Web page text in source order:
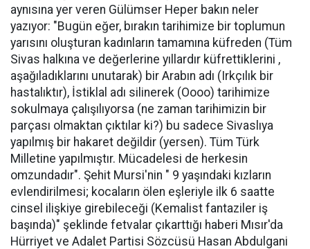
aynısına yer veren Gülümser Heper bakın neler
yazıyor: "Bugün eğer, bırakın tarihimize bir toplumun
yarısını oluşturan kadınların tamamına küfreden (Tüm
Sivas halkına ve değerlerine yıllardır küfrettiklerini ,
aşağıladıklarını unutarak) bir Arabın adı (Irkçılık bir
hastalıktır), İstiklal adı silinerek (Oooo) tarihimize
sokulmaya çalışılıyorsa (ne zaman tarihimizin bir
parçası olmaktan çıktılar ki?) bu sadece Sivaslıya
yapılmış bir hakaret değildir (yersen). Tüm Türk
Milletine yapılmıştır. Mücadelesi de herkesin
omzundadır". Şehit Mursi'nin " 9 yaşındaki kızların
evlendirilmesi; kocaların ölen eşleriyle ilk 6 saatte
cinsel ilişkiye girebileceği (Kemalist fantaziler iş
başında)" şeklinde fetvalar çıkarttığı haberi Mısır'da
Hürriyet ve Adalet Partisi Sözcüsü Hasan Abdulgani